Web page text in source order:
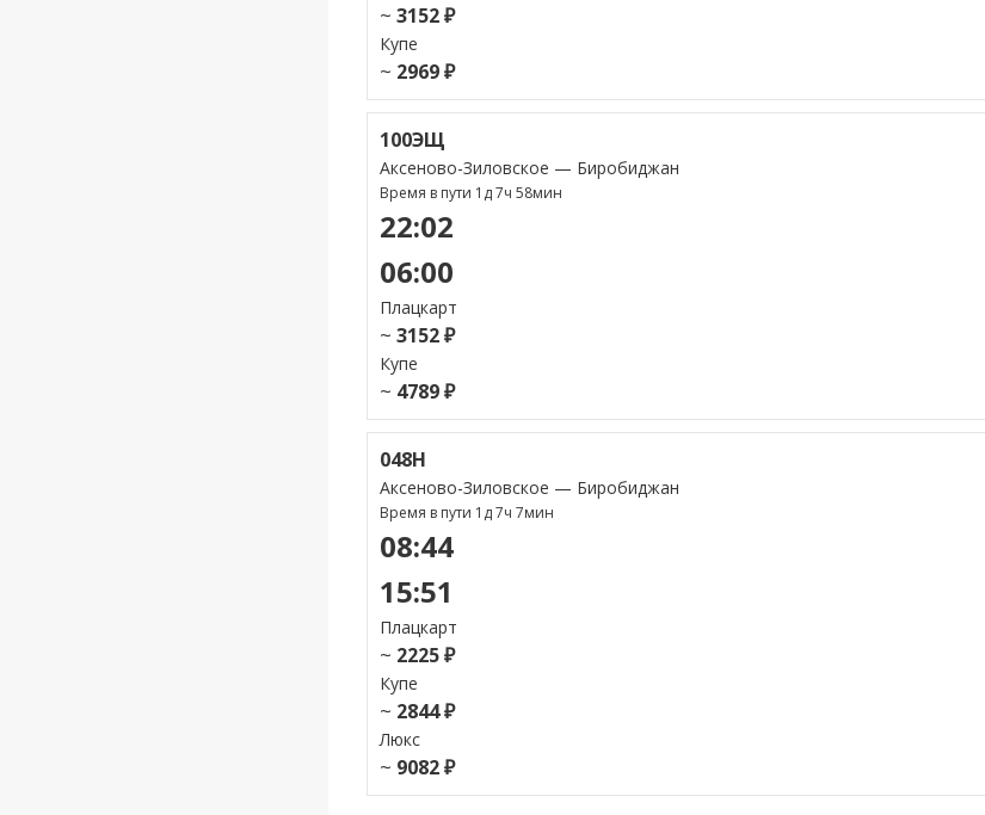
~ 3152 ₽
Купе
~ 2969 ₽
100ЭЩ
Аксеново-Зиловское — Биробиджан
Время в пути 1д 7ч 58мин
22:02
06:00
Плацкарт
~ 3152 ₽
Купе
~ 4789 ₽
048Н
Аксеново-Зиловское — Биробиджан
Время в пути 1д 7ч 7мин
08:44
15:51
Плацкарт
~ 2225 ₽
Купе
~ 2844 ₽
Люкс
~ 9082 ₽